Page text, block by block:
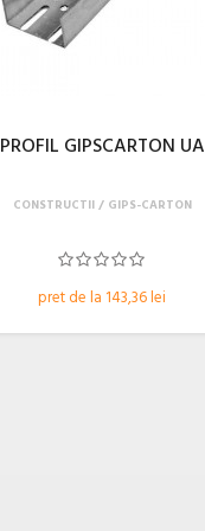
PROFIL GIPSCARTON UA
pret de la 143,36 lei
CONSTRUCTII GIPS-CARTON